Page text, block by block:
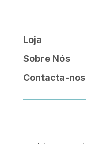
Loja
Sobre Nós
Contacta-nos